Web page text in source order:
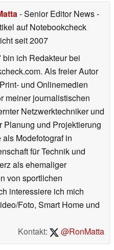
- Senior Editor News-
auf Notebookcheck
seit 2007
bin ich Redakteur bei
Als freier Autor
und Onlinemedien
meiner journalistischen
Netzwerktechniker und
Planung und Projektierung
Modefotograf in
für Technik und
als ehemaliger
von sportlichen
interessiere ich mich
Foto, Smart Home und
Kontakt:
@RonMatta